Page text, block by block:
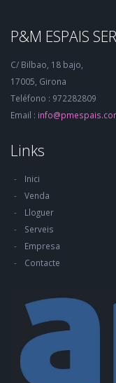
P&M ESPAIS
C/ Bilbao, 18 bajo,
17005, Girona
Teléfono : 972282809
Email :
Links
Inici
Venda
Lloguer
Serveis
Empresa
Contacte